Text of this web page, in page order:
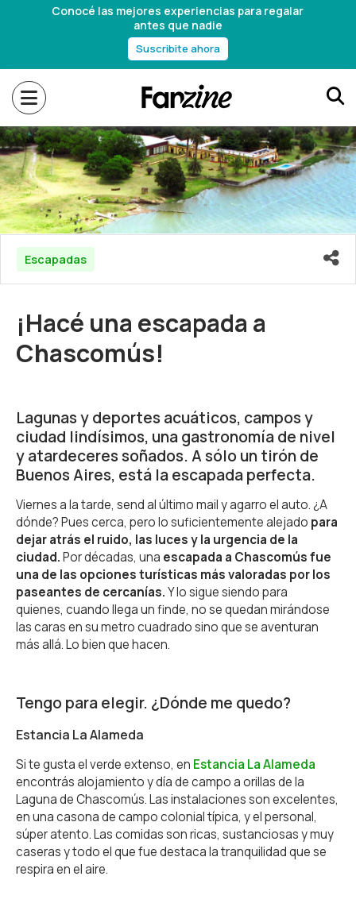
Conocé las mejores experiencias para regalar
antes que nadie
Suscribite ahora
Escapadas
¡Hacé una escapada a
Chascomús!
Lagunas y deportes acuáticos, campos y
ciudad lindísimos, una gastronomía de nivel
y atardeceres soñados. A sólo un tirón de
Buenos Aires, está la escapada perfecta.
Viernes a la tarde, send al último mail y agarro el auto. ¿A
dónde? Pues cerca, pero lo suficientemente alejado para
dejar atrás el ruido, las luces y la urgencia de la
ciudad.Por décadas, una escapada a Chascomús fue
una de las opciones turísticas más valoradas por los
paseantes de cercanías.Y lo sigue siendo para
quienes, cuando llega un finde, no se quedan mirándose
las caras en su metro cuadrado sino que se aventuran
más allá. Lo bien que hacen.
Tengo para elegir. ¿Dónde me quedo?
Estancia La Alameda
Si te gusta el verde extenso, en Estancia La Alameda
encontrás alojamiento y día de campo a orillas de la
Laguna de Chascomús. Las instalaciones son excelentes,
en una casona de campo colonial típica, y el personal,
súper atento. Las comidas son ricas, sustanciosas y muy
caseras y todo el que fue destaca la tranquilidad que se
respira en el aire.